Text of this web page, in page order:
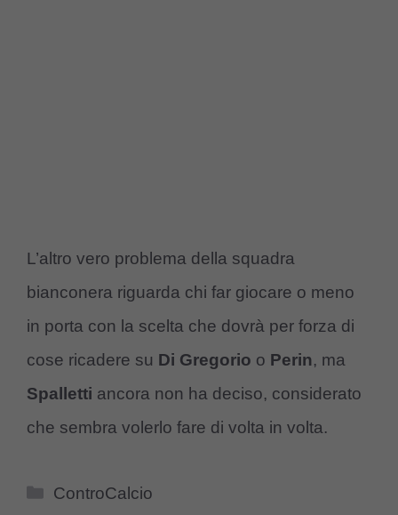
L’altro vero problema della squadra
bianconera riguarda chi far giocare o meno
in porta con la scelta che dovrà per forza di
cose ricadere su Di Gregorio o Perin, ma
Spalletti ancora non ha deciso, considerato
che sembra volerlo fare di volta in volta.
Categorie
ControCalcio